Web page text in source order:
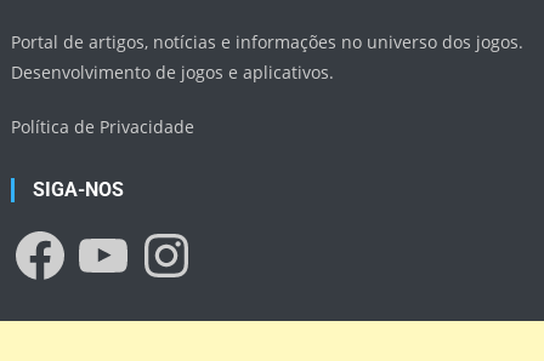
Portal de artigos, notícias e informações no universo dos jogos.
Desenvolvimento de jogos e aplicativos.
Política de Privacidade
SIGA-NOS